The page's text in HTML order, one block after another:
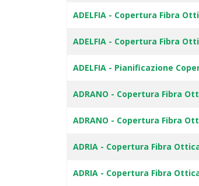
ADELFIA - Copertura Fibra
ADELFIA - Copertura Fibra
ADELFIA - Pianificazione
ADRANO - Copertura Fibra
ADRANO - Copertura Fibra
ADRIA - Copertura Fibra
ADRIA - Copertura Fibra